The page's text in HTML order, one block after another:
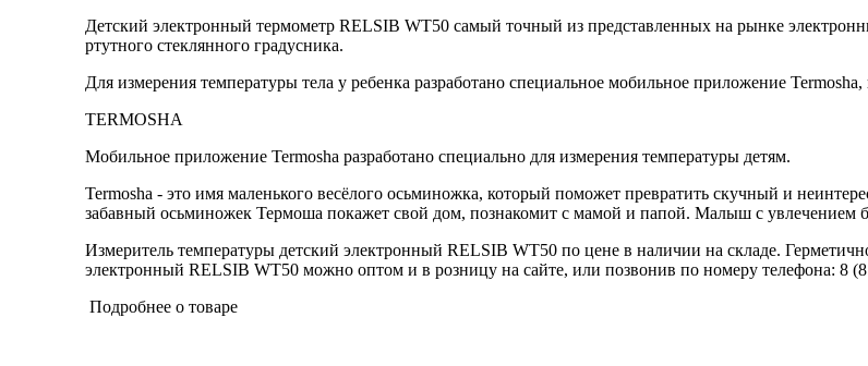
Детский электронный термометр RELSIB WT50 самый точный из представленных на рынке
ртутного стеклянного градусника.
Для измерения температуры тела у ребенка разработано специальное мобильное приложение
TERMOSHA
Мобильное приложение Termosha разработано специально для измерения температуры детям.
Termosha - это имя маленького весёлого осьминожка, который поможет превратить скучный и
забавный осьминожек Термоша покажет свой дом, познакомит с мамой и папой. Малыш с увлечением
Измеритель температуры детский электронный RELSIB WT50 по цене в наличии на складе.
электронный RELSIB WT50 можно оптом и в розницу на сайте, или позвонив по номеру телефона: 8
Подробнее о товаре